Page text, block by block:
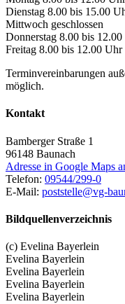
Dienstag 8.00 bis 15.00
Mittwoch geschlossen
Donnerstag 8.00 bis
Freitag 8.00 bis 12.00 Uhr
Terminvereinbarungen
möglich.
Kontakt
Bamberger Straße 1
96148 Baunach
Adresse in Google Maps
Telefon: 09544/299-0
E-Mail: poststelle@vg-
Bildquellenverzeichnis
(c) Evelina Bayerlein
Evelina Bayerlein
Evelina Bayerlein
Evelina Bayerlein
Evelina Bayerlein